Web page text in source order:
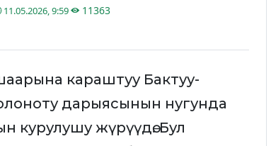
11.05.2026, 9:59
11363
караштуу Бактуу-
дарыясынын нугунда
курулушу жүрүүдө. Бул